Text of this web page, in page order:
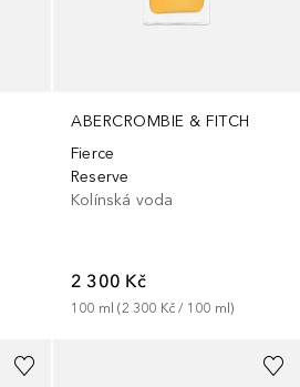
ABERCROMBIE & FITCH
Fierce
Reserve
Kolínská voda
2 300 Kč
100 ml (2 300 Kč / 100 ml)